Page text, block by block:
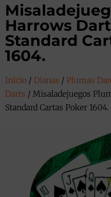
Harrows
Standard
1604.
Inicio / Dianas / Plumas
Darts / Misaladejuegos
Standard Cartas Poker 1604.